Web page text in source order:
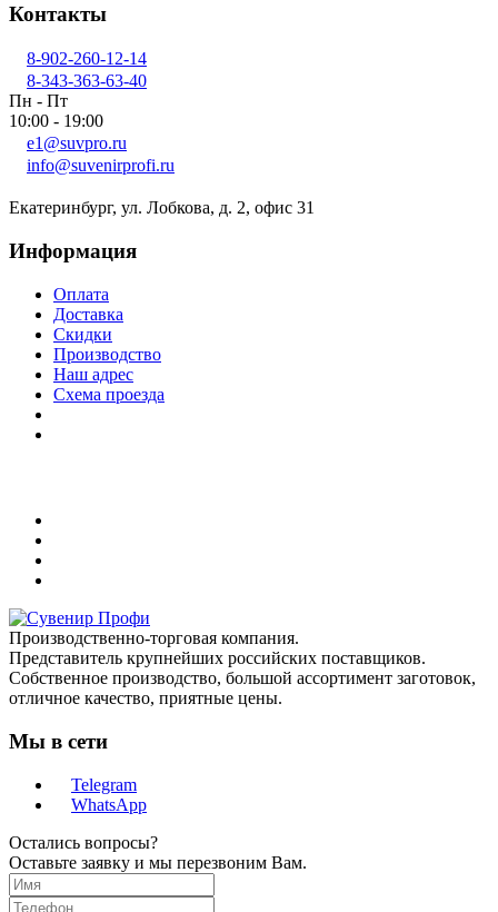
Контакты
8-902-260-12-14
8-343-363-63-40
Пн - Пт
10:00 - 19:00
e1@suvpro.ru
info@suvenirprofi.ru
Екатеринбург, ул. Лобкова, д. 2, офис 31
Информация
Оплата
Доставка
Скидки
Производство
Наш адрес
Схема проезда
Производственно-торговая компания.
Представитель крупнейших российских поставщиков.
Собственное производство, большой ассортимент заготовок,
отличное качество, приятные цены.
Мы в сети
Telegram
WhatsApp
Остались вопросы?
Оставьте заявку и мы перезвоним Вам.